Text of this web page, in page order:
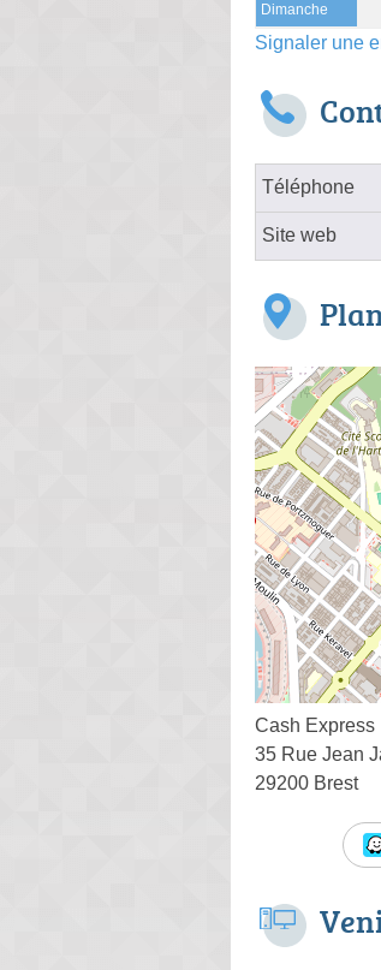
Dimanche
Signaler une
Téléphone
Site web
Cash Express
35 Rue Jean
29200 Brest